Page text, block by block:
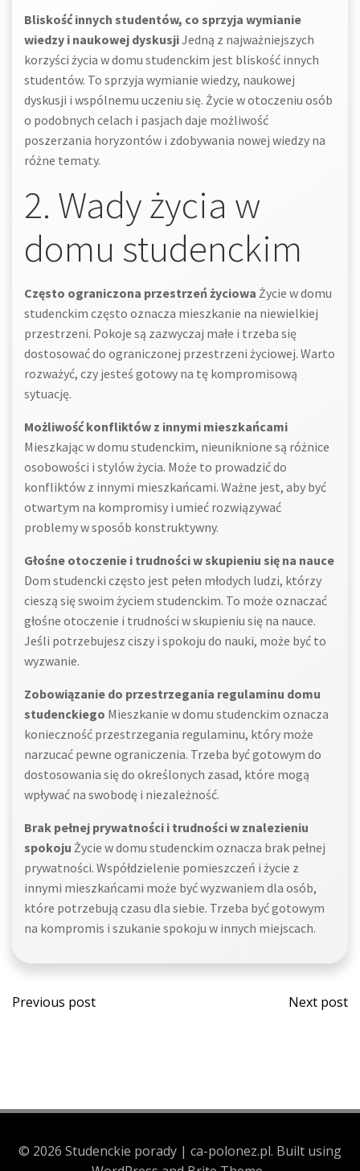
Bliskość innych studentów, co sprzyja wymianie
wiedzy i naukowej dyskusjiJedną z najważniejszych
korzyści życia w domu studenckim jest bliskość innych
studentów. To sprzyja wymianie wiedzy, naukowej
dyskusji i wspólnemu uczeniu się. Życie w otoczeniu osób
o podobnych celach i pasjach daje możliwość
poszerzania horyzontów i zdobywania nowej wiedzy na
różne tematy.
2. Wady życia w
domu studenckim
Często ograniczona przestrzeń życiowa Życie w domu
studenckim często oznacza mieszkanie na niewielkiej
przestrzeni. Pokoje są zazwyczaj małe i trzeba się
dostosować do ograniczonej przestrzeni życiowej. Warto
rozważyć, czy jesteś gotowy na tę kompromisową
sytuację.
Możliwość konfliktów z innymi mieszkańcami
Mieszkając w domu studenckim, nieuniknione są różnice
osobowości i stylów życia. Może to prowadzić do
konfliktów z innymi mieszkańcami. Ważne jest, aby być
otwartym na kompromisy i umieć rozwiązywać
problemy w sposób konstruktywny.
Głośne otoczenie i trudności w skupieniu się na nauce
Dom studencki często jest pełen młodych ludzi, którzy
cieszą się swoim życiem studenckim. To może oznaczać
głośne otoczenie i trudności w skupieniu się na nauce.
Jeśli potrzebujesz ciszy i spokoju do nauki, może być to
wyzwanie.
Zobowiązanie do przestrzegania regulaminu domu
studenckiego Mieszkanie w domu studenckim oznacza
konieczność przestrzegania regulaminu, który może
narzucać pewne ograniczenia. Trzeba być gotowym do
dostosowania się do określonych zasad, które mogą
wpływać na swobodę i niezależność.
Brak pełnej prywatności i trudności w znalezieniu
spokoju Życie w domu studenckim oznacza brak pełnej
prywatności. Współdzielenie pomieszczeń i życie z
innymi mieszkańcami może być wyzwaniem dla osób,
które potrzebują czasu dla siebie. Trzeba być gotowym
na kompromis i szukanie spokoju w innych miejscach.
Post
Previous post
Post
Next post
© 2026 Studenckie porady | ca-polonez.pl. Built using